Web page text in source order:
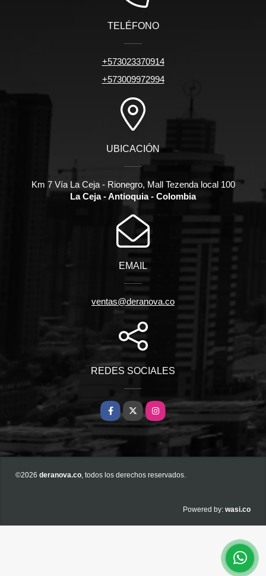
TELÉFONO
+573023370914
+573009972994
UBICACIÓN
Km 7 Vía La Ceja - Rionegro, Mall Tezenda local 100
La Ceja - Antioquia - Colombia
EMAIL
ventas@deranova.co
REDES SOCIALES
Facebook
X Instagram
©2026 deranova.co , todos los derechos reservados.
Powered by: wasi.co